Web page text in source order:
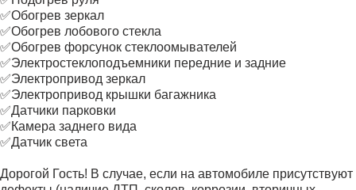
✅Обогрев зеркал
✅Обогрев лобового стекла
✅Обогрев форсунок стеклоомывателей
✅Электростеклоподъемники передние и задние
✅Электропривод зеркал
✅Электропривод крышки багажника
✅Датчики парковки
✅Камера заднего вида
✅Датчик света
Дорогой Гость! В случае, если на автомобиле присутствуют